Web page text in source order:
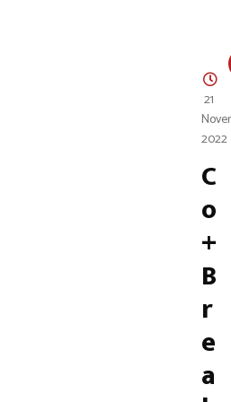
21
2022
C
o
+
B
r
e
a